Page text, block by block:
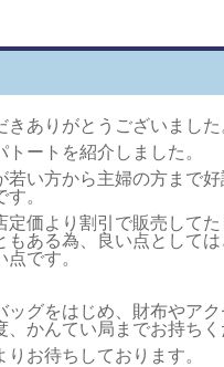
ありがとうございました
ートを紹介しました。
若い方から主婦の方まで
。
定価より割引で販売して
もある為、良い点として
です。
ッグをはじめ、財布やア
かんてい局までお持ちく
お待ちしております。